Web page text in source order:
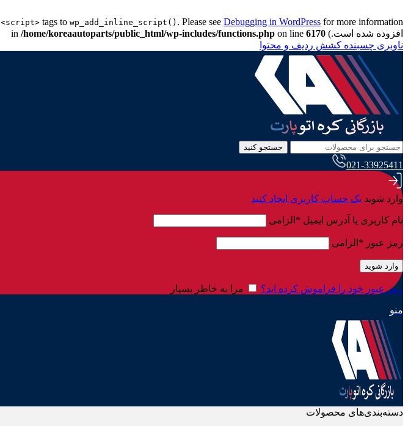
<script> tags to wp_add_inline_script() . Please see Debugging in WordPress
افزوده شده است.) in
/home/koreaautoparts/public_html/wp-includes/functions.php on line 6170
ناوبری چسبنده کشش ردیف و محتوا
جستجو کنید
021-33925411
وارد شوید یک حساب کاربری ایجاد کنید
نام کاربری یا آدرس ایمیل * الزامی
رمز عبور * الزامی
وارد شوید
رمز عبور خود را فراموش کرده اید؟ مرا به خاطر بسپار
منو
دسته‌بندی‌های محصولات